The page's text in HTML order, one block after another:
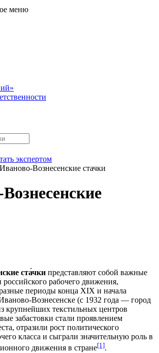
меню
экспертом
Иваново-Вознесенские стачки
ста́чки представляют собой важные
рабочего движения,
периоды конца XIX и начала
Вознесенске (с 1932 года — город
крупнейших текстильных центров
забастовки стали проявлением
, отразили рост политического
класса и сыграли значительную роль в
движения в стране[1].